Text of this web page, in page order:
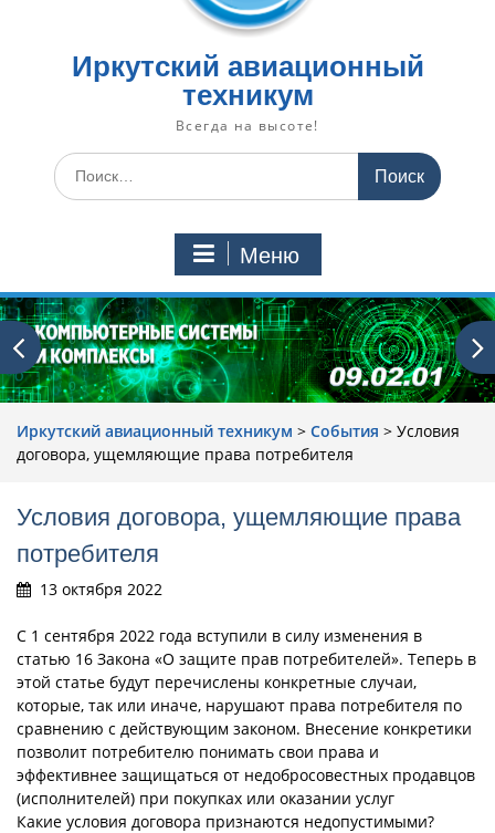
Иркутский авиационный
техникум
Всегда на высоте!
Искать:
Меню
Иркутский авиационный техникум > События > Условия
договора, ущемляющие права потребителя
Условия договора, ущемляющие права
потребителя
13 октября 2022
С 1 сентября 2022 года вступили в силу изменения в
статью 16 Закона «О защите прав потребителей». Теперь в
этой статье будут перечислены конкретные случаи,
которые, так или иначе, нарушают права потребителя по
сравнению с действующим законом. Внесение конкретики
позволит потребителю понимать свои права и
эффективнее защищаться от недобросовестных продавцов
(исполнителей) при покупках или оказании услуг
Какие условия договора признаются недопустимыми?